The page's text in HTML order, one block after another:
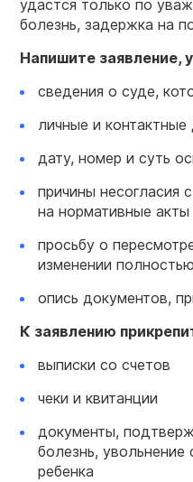
удастся только по
болезнь, задержка на
Напишите заявление,
сведения о суде,
личные и контактные
дату, номер и суть
причины несогласия
на нормативные акты
просьбу о
изменении
опись документов,
К заявлению
выписки со счетов
чеки и квитанции
документы,
болезнь,
ребенка